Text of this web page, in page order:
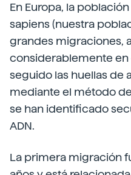
En Europa, la
sapiens (nuestra
grandes migraciones,
considerablemente en
seguido las huellas de
mediante el método
se han identificado
ADN.
La primera migración